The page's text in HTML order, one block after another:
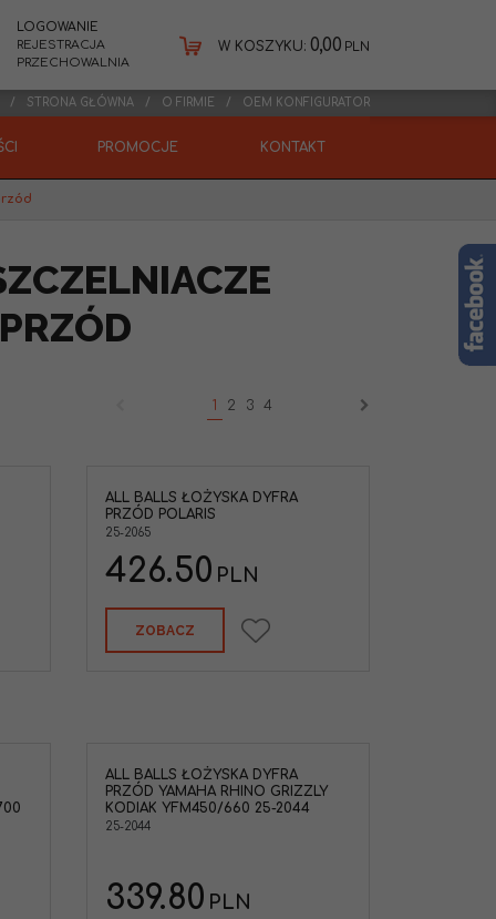
LOGOWANIE
REJESTRACJA
PRZECHOWALNIA
W KOSZYKU: 0,00 PLN
STRONA GŁÓWNA O FIRMIE OEM KONFIGURATOR
PROMOCJE KONTAKT
1 2 3 4
ALL BALLS ŁOŻYSKA DYFRA
PRZÓD POLARIS
25-2065
426.50 PLN
ZOBACZ
naprawczy
660 RHINO
07, YFM450
i
ALL BALLS ŁOŻYSKA DYFRA
PRZÓD YAMAHA RHINO GRIZZLY
KODIAK YFM450/660 25-2044
25-2044
339.80 PLN